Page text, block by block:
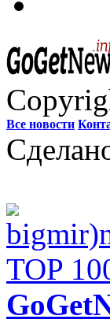
Все новости